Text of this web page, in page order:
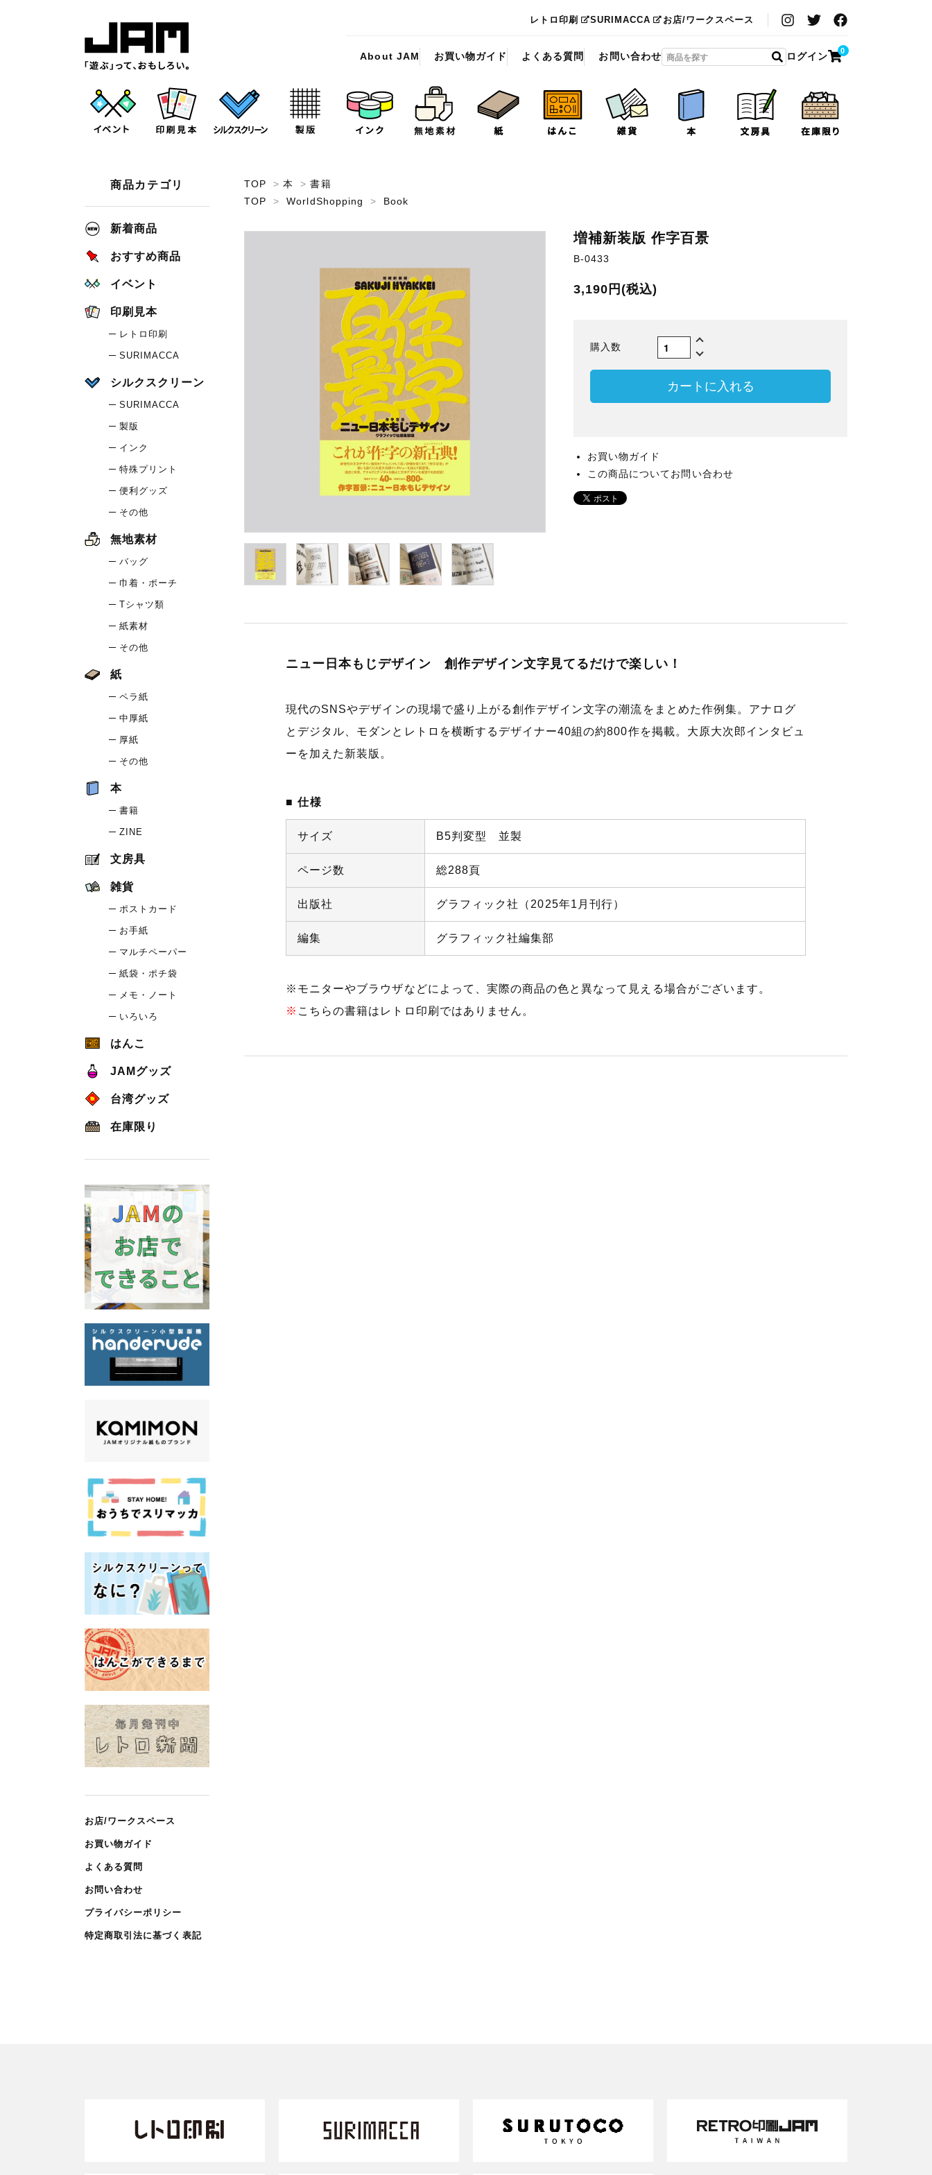
レトロ印刷 SURIMACCA お店/ワークスペース
About JAM お買い物ガイド よくある質問 お問い合わせ ログイン 0
TOP > 本 > 書籍
TOP
> WorldShopping > Book
増補新装版 作字百景
B-0433
3,190円(税込)
購入数
カートに入れる
お買い物ガイド
この商品についてお問い合わせ
ニュー日本もじデザイン 創作デザイン文字見てるだけで楽しい！
現代のSNSやデザインの現場で盛り上がる創作デザイン文字の潮流をまとめた作例集。アナログ
とデジタル、モダンとレトロを横断するデザイナー40組の約800作を掲載。大原大次郎インタビュ
ーを加えた新装版。
仕様
サイズ B5判変型 並製
ページ数 総288頁
出版社 グラフィック社（2025年1月刊行）
編集 グラフィック社編集部
※モニターやブラウザなどによって、実際の商品の色と異なって見える場合がございます。
※ こちらの書籍はレトロ印刷ではありません。
商品カテゴリ
新着商品
おすすめ商品
イベント
印刷見本
レトロ印刷
SURIMACCA
シルクスクリーン
SURIMACCA
製版
インク
特殊プリント
便利グッズ
その他
無地素材
バッグ
巾着・ポーチ
Tシャツ類
紙素材
その他
紙
ペラ紙
中厚紙
厚紙
その他
本
書籍
ZINE
文房具
雑貨
ポストカード
お手紙
マルチペーパー
紙袋・ポチ袋
メモ・ノート
いろいろ
はんこ
JAMグッズ
台湾グッズ
在庫限り
お店/ワークスペース
お買い物ガイド
よくある質問
お問い合わせ
プライバシーポリシー
特定商取引法に基づく表記